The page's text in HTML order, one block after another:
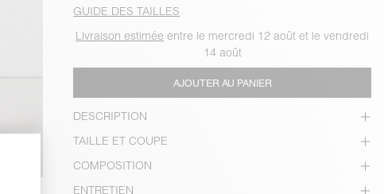
GUIDE DES TAILLES
Livraison estimée entre le mercredi 12 août et le vendredi
14 août
AJOUTER AU PANIER
DESCRIPTION
TAILLE ET COUPE
COMPOSITION
ENTRETIEN